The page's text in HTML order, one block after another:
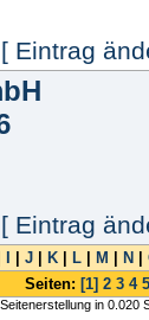
[ Eintrag
[ Eintrag
J K L M N
Seiten: [1] 2 3 4 5
Seitenerstellung in 0.020